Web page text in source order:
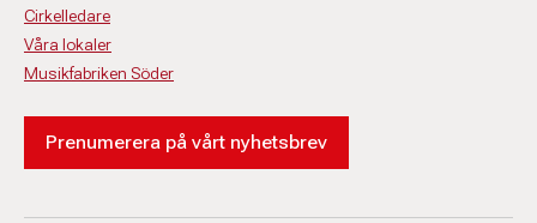
Cirkelledare
Våra lokaler
Musikfabriken Söder
Prenumerera på vårt nyhetsbrev